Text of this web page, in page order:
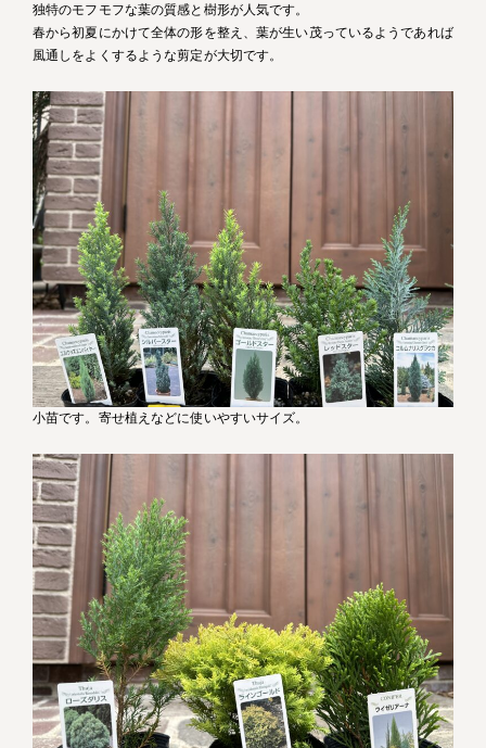
独特のモフモフな葉の質感と樹形が人気です。
春から初夏にかけて全体の形を整え、葉が生い茂っているようであれば
風通しをよくするような剪定が大切です。
小苗です。寄せ植えなどに使いやすいサイズ。